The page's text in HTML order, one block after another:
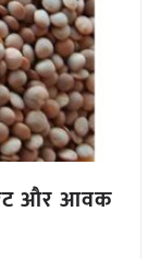
रेट और आवक